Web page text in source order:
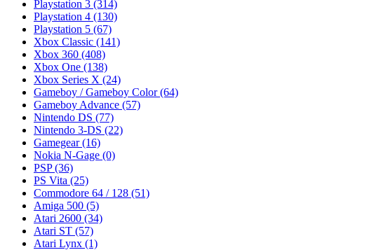
Playstation 3 (314)
Playstation 4 (130)
Playstation 5 (67)
Xbox Classic (141)
Xbox 360 (408)
Xbox One (138)
Xbox Series X (24)
Gameboy / Gameboy Color(64)
Gameboy Advance (57)
Nintendo DS (77)
Nintendo 3-DS (22)
Gamegear(16)
Nokia N-Gage (0)
PSP(36)
PS Vita (25)
Commodore 64 / 128 (51)
Amiga 500 (5)
Atari 2600 (34)
Atari ST (57)
Atari Lynx (1)